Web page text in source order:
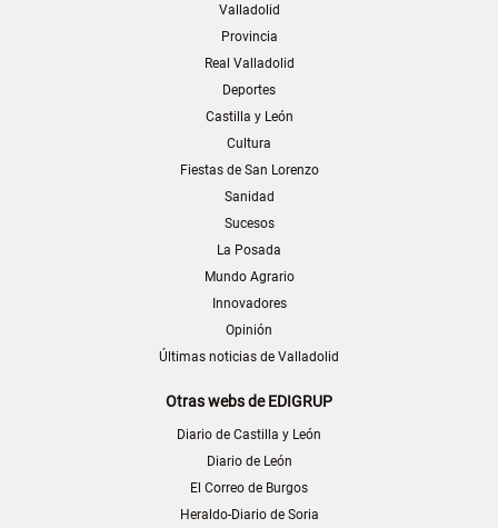
Valladolid
Provincia
Real Valladolid
Deportes
Castilla y León
Cultura
Fiestas de San Lorenzo
Sanidad
Sucesos
La Posada
Mundo Agrario
Innovadores
Opinión
Últimas noticias de Valladolid
Otras webs de EDIGRUP
Diario de Castilla y León
Diario de León
El Correo de Burgos
Heraldo-Diario de Soria